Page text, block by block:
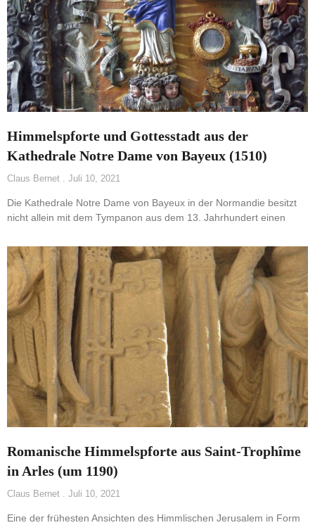
Himmelspforte und Gottesstadt aus der
Kathedrale Notre Dame von Bayeux (1510)
Claus Bernet Juli 10, 2021
Die Kathedrale Notre Dame von Bayeux in der Normandie besitzt
nicht allein mit dem Tympanon aus dem 13. Jahrhundert einen
Romanische Himmelspforte aus Saint-Trophîme
in Arles (um 1190)
Claus Bernet Juli 10, 2021
Eine der frühesten Ansichten des Himmlischen Jerusalem in Form